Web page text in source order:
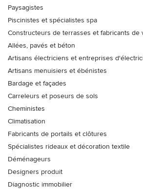
Paysagistes
Piscinistes et spécialistes spa
Constructeurs de terrasses et fabricants de
Allées, pavés et béton
Artisans électriciens et entreprises
Artisans menuisiers et ébénistes
Bardage et façades
Carreleurs et poseurs de sols
Cheministes
Climatisation
Fabricants de portails et clôtures
Spécialistes rideaux et décoration textile
Déménageurs
Designers produit
Diagnostic immobilier